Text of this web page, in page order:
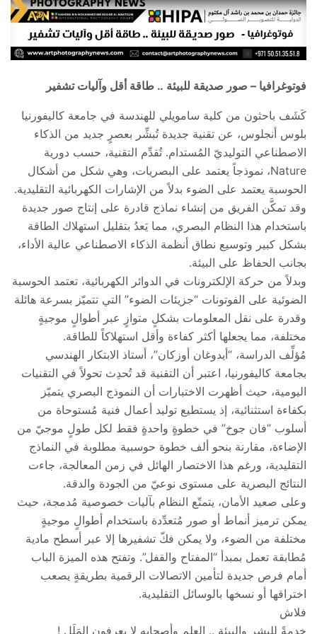
فوتوغرافيا – صور صديقة للبيئة .. طاقة أقل وآليات تشفير
كَشَف باحثون من كلية سامويلي للهندسة في جامعة كاليفورنيا
بلوس أنجلوس، عن تقنية جديدة تُبشِّر بعصرٍ جديد من الذكاء
الاصطناعي التوليديّ المُستدام. تُقدِّم التقنية، حسب دورية
Nature، نموذجاً يعتمد على البصريات، وهي شكل من أشكال
الحوسبة يعتمد على الضوء بدلاً من الإشارات الكهربائية التقليدية.
وقد تمكَّن الفريق من إنشاء نماذج قادرة على إنتاج صور جديدة
باستخدام هذا النظام البصري، مما يَعدُ بتقليل استهلاك الطاقة
بشكل كبير وتوسيع نطاق أنظمة الذكاء الاصطناعي عالية الأداء،
بجانب الحفاظ على البيئة.
وبدلاً من حركة الإلكترونات في الدوائر الكهربائية، تعتمد الحوسبة
الضوئية على الفوتونات “جزيئات الضوء” التي تتميّز بسرعة هائلة
وقدرة على نقل المعلومات بشكلٍ متوازٍ عبر أطوالٍ موجيةٍ
مختلفة، مما يجعلها أكثر كفاءة وأقل استهلاكاً للطاقة.
مُؤلِّف الدراسة، “أيدوغان أوزكان”، أستاذ الابتكار الهندسي
بجامعة كاليفورنيا، اعتبر أن التقنية قد تُحدِث تحولاً في التقنيات
اليومية، حيث أظهرت الاختبارات أن النموذج البصري يتميّز
بكفاءة استثنائية، إذ يستطيع توليد أعمال فنية مُستوحاة من
أسلوب “فان جوخ” في خطوةٍ واحدةٍ فقط لكل طولٍ موجيّ من
الإضاءة، مقارنة بنحو ألف خطوة حوسبية مطلوبة في النماذج
التقليدية، ورغم هذا الاختصار الهائل في زمن المعالجة، جاءت
النتائج البصرية على مستوى نوعيّ من الجودة والدقة.
وعلى صعيد الأمان، يتمتّع النظام بآليات خصوصية مُدمجة، حيث
يمكن ترميز أنماط أو صور مُتعدِّدة باستخدام أطوالٍ موجيةٍ
مختلفة من الضوء، ولا يمكن فكّ تشفيرها إلا عبر أسطح مادية
مُطابقة تعمل بمبدأ “المفتاح والقفل”. وتفتح هذه الميزة الباب
أمام فرص جديدة لتأمين الاتصالات الرقمية بطريقةٍ يصعب
اختراقها أو نسخها بالوسائل التقليدية.
فلاش
خدمةً للبشر والبيئة .. العِلم وأصحابه لا يعرفون المَلَل !